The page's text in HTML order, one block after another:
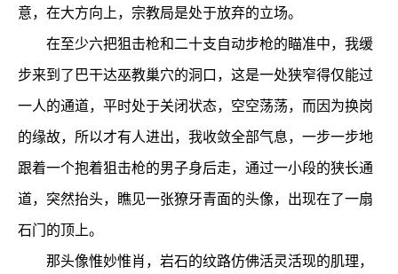
意，在大方向上，宗教局是处于放弃的立场。
在至少六把狙击枪和二十支自动步枪的瞄准中，我缓
步来到了巴干达巫教巢穴的洞口，这是一处狭窄得仅能过
一人的通道，平时处于关闭状态，空空荡荡，而因为换岗
的缘故，所以才有人进出，我收敛全部气息，一步一步地
跟着一个抱着狙击枪的男子身后走，通过一小段的狭长通
道，突然抬头，瞧见一张獠牙青面的头像，出现在了一扇
石门的顶上。
那头像惟妙惟肖，岩石的纹路仿佛活灵活现的肌理，